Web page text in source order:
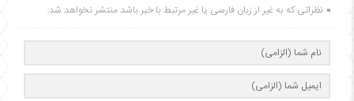
نظراتی که به غیر از زبان فارسی یا غیر مرتبط با خبر باشد منتشر نخواهد شد.